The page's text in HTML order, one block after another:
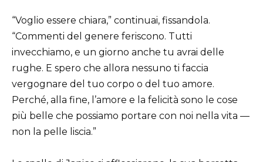
“Voglio essere chiara,” continuai, fissandola.
“Commenti del genere feriscono. Tutti
invecchiamo, e un giorno anche tu avrai delle
rughe. E spero che allora nessuno ti faccia
vergognare del tuo corpo o del tuo amore.
Perché, alla fine, l’amore e la felicità sono le cose
più belle che possiamo portare con noi nella vita —
non la pelle liscia.”